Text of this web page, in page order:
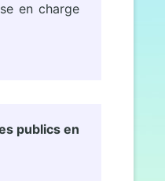
en charge
publics en